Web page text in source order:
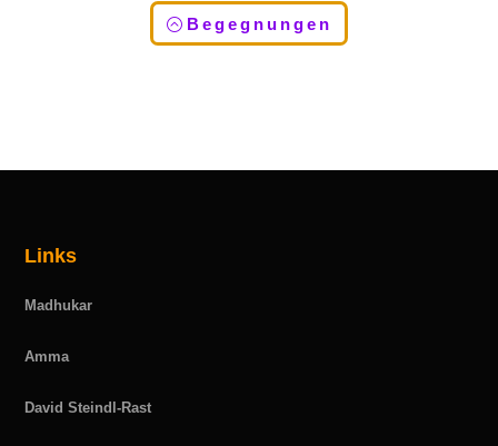
Begegnungen
Links
Madhukar
Amma
David Steindl-Rast